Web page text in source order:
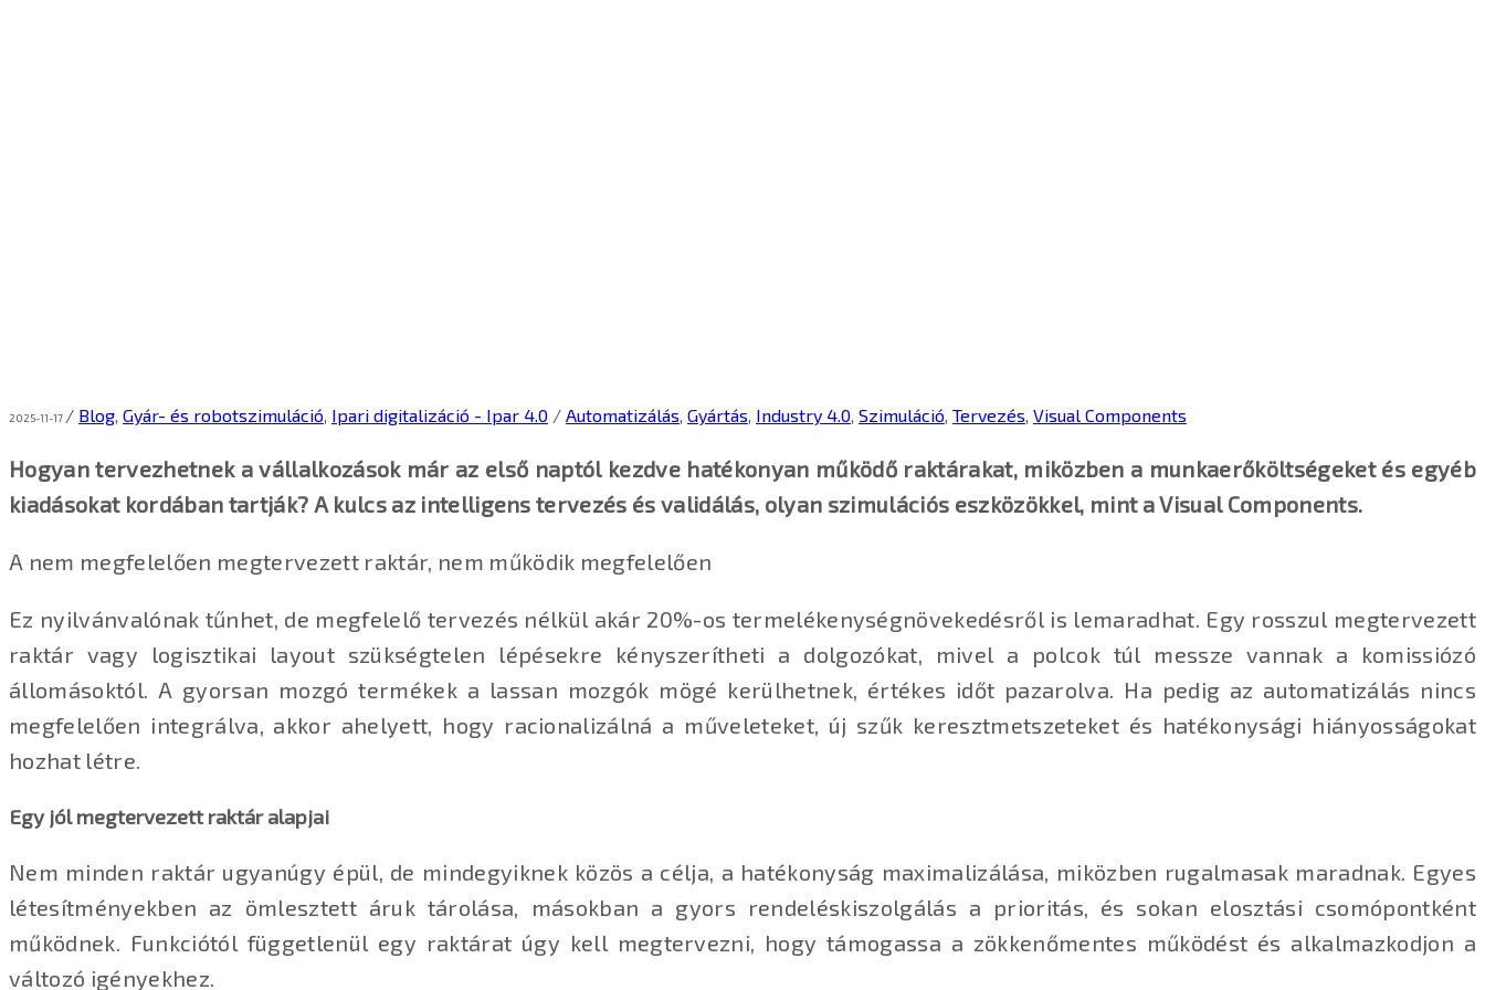
2025-11-17 / Blog, Gyár- és robotszimuláció, Ipari digitalizáció - Ipar 4.0 / Automatizálás, Gyártás, Industry 4.0, Szimuláció, Tervezés, Visual Components
Hogyan tervezhetnek a vállalkozások már az első naptól kezdve hatékonyan működő raktárakat, miközben a munkaerőköltségeket és egyéb
kiadásokat kordában tartják? A kulcs az intelligens tervezés és validálás, olyan szimulációs eszközökkel, mint a Visual Components.
A nem megfelelően megtervezett raktár, nem működik megfelelően
Ez nyilvánvalónak tűnhet, de megfelelő tervezés nélkül akár 20%-os termelékenységnövekedésről is lemaradhat. Egy rosszul megtervezett
raktár vagy logisztikai layout szükségtelen lépésekre kényszerítheti a dolgozókat, mivel a polcok túl messze vannak a komissiózó
állomásoktól. A gyorsan mozgó termékek a lassan mozgók mögé kerülhetnek, értékes időt pazarolva. Ha pedig az automatizálás nincs
megfelelően integrálva, akkor ahelyett, hogy racionalizálná a műveleteket, új szűk keresztmetszeteket és hatékonysági hiányosságokat
hozhat létre.
Egy jól megtervezett raktár alapjai
Nem minden raktár ugyanúgy épül, de mindegyiknek közös a célja, a hatékonyság maximalizálása, miközben rugalmasak maradnak. Egyes
létesítményekben az ömlesztett áruk tárolása, másokban a gyors rendeléskiszolgálás a prioritás, és sokan elosztási csomópontként
működnek. Funkciótól függetlenül egy raktárat úgy kell megtervezni, hogy támogassa a zökkenőmentes működést és alkalmazkodjon a
változó igényekhez.